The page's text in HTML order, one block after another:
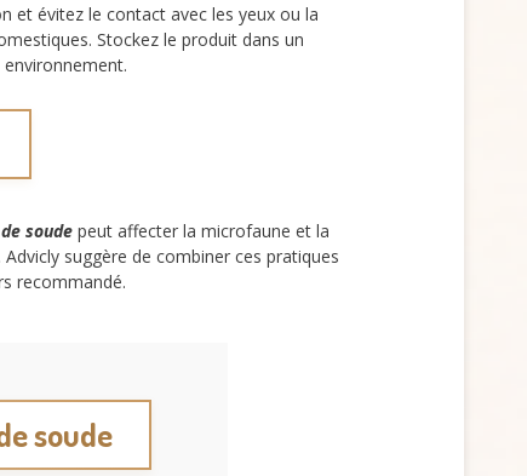
et évitez le contact avec les yeux ou la
Stockez le produit dans un
soude peut affecter la microfaune et la
suggère de combiner ces pratiques
recommandé.
soude